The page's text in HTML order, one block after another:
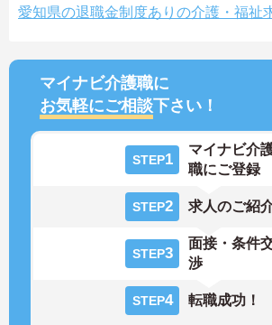
愛知県の退職金制度ありの介護・福祉
マイナビ介護職に
お気軽にご相談下さい！
STEP1
マイナビ介
職にご登録
STEP2 求人のご紹
STEP3
面接・条件
渉
STEP4 転職成功！